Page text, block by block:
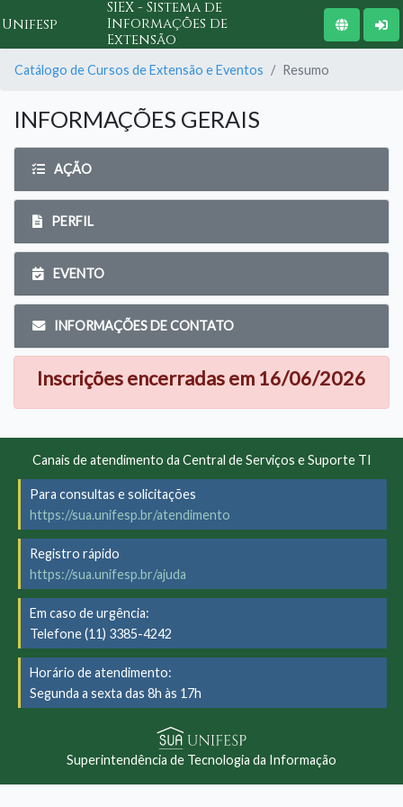
Unifesp
SIEX - Sistema de
Informações de
Extensão
Catálogo de Cursos de Extensão e Eventos Resumo
INFORMAÇÕES GERAIS
AÇÃO
PERFIL
EVENTO
INFORMAÇÕES DE CONTATO
Inscrições encerradas em 16/06/2026
Canais de atendimento da Central de Serviços e Suporte TI
Para consultas e solicitações
https://sua.unifesp.br/atendimento
Registro rápido
https://sua.unifesp.br/ajuda
Em caso de urgência:
Telefone (11) 3385-4242
Horário de atendimento:
Segunda a sexta das 8h às 17h
Superintendência de Tecnologia da Informação